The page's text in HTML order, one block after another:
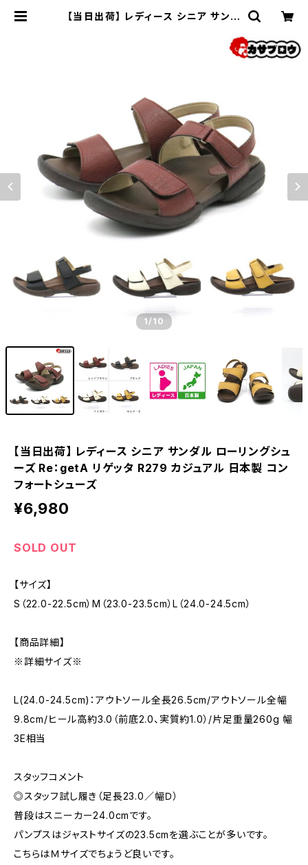
【当日出荷】 レディース シニア サンダ
ゲッタ R279 カジュアル 日本製 コン
フォートシューズ | 長靴・サンダルの
1/10
【当日出荷】 レディース シニア サンダル ローリングシュ
ーズ Re：getA リゲッタ R279 カジュアル 日本製 コン
フォートシューズ
¥6,980
SOLD OUT
【サイズ】
S（22.0-22.5cm）M（23.0-23.5cm）L（24.0-24.5cm）
【商品詳細】
※詳細サイズ※
L(24.0-24.5cm)：アウトソール全長26.5cm/アウトソール全幅
9.8cm/ヒール高約3.0（前底2.0、実質約1.0）/片足重量260g 幅
3E相当
スタッフコメント
◎スタッフ試し履き（足長23.0／幅Ｄ）
普段はスニーカー24.0cmです。
パンプスはジャストサイズの23.5cmを選ぶことが多いです。
こちらはＭサイズでちょうど良いです。